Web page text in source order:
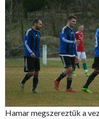
Hamar megszereztük a